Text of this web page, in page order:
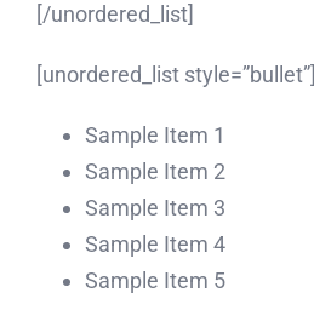
[/unordered_list]
[unordered_list style=”bullet”]
Sample Item 1
Sample Item 2
Sample Item 3
Sample Item 4
Sample Item 5